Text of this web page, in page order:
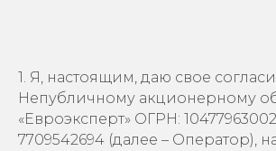
1. Я, настоящим, даю свое
Непубличному акционерному
«Евроэксперт» ОГРН:
7709542694 (далее – Оператор),